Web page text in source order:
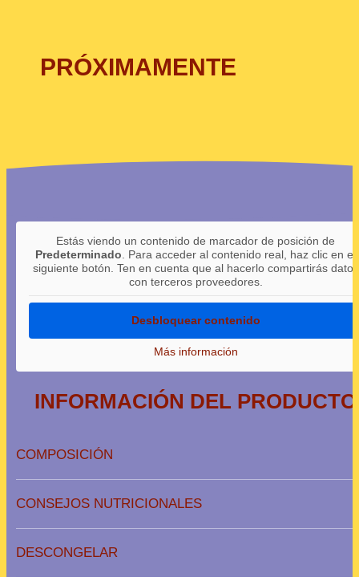
PRÓXIMAMENTE
Estás viendo un contenido de marcador de posición de
Predeterminado . Para acceder al contenido real, haz clic en el
siguiente botón. Ten en cuenta que al hacerlo compartirás datos
con terceros proveedores.
Desbloquear contenido
Más información
INFORMACIÓN DEL PRODUCTO
COMPOSICIÓN
CONSEJOS NUTRICIONALES
DESCONGELAR